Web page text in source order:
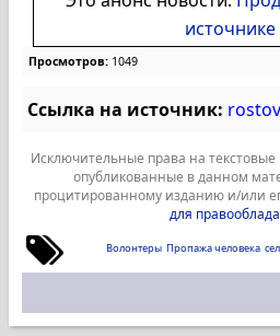
источнике
Просмотров: 1049
Ссылка на источник:
Исключительные права на
опубликованные в данном
процитированному изданию и/или
для
Волонтеры Пропажа человека